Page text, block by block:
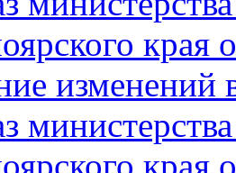
изменений